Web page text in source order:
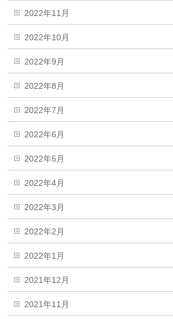
2022年11月
2022年10月
2022年9月
2022年8月
2022年7月
2022年6月
2022年5月
2022年4月
2022年3月
2022年2月
2022年1月
2021年12月
2021年11月